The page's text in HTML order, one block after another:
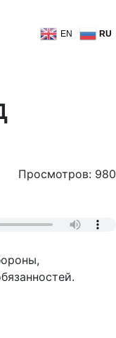
EN RU
Просмотров: 980